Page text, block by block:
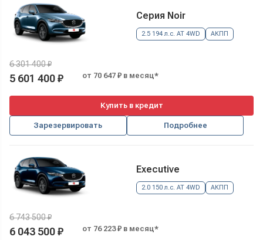
Серия Noir
2.5 194 л.с. AT 4WD АКПП
6 301 400 ₽
5 601 400 ₽ от 70 647 ₽ в месяц*
Купить в кредит
Зарезервировать Подробнее
Executive
2.0 150 л.с. AT 4WD АКПП
6 743 500 ₽
6 043 500 ₽ от 76 223 ₽ в месяц*